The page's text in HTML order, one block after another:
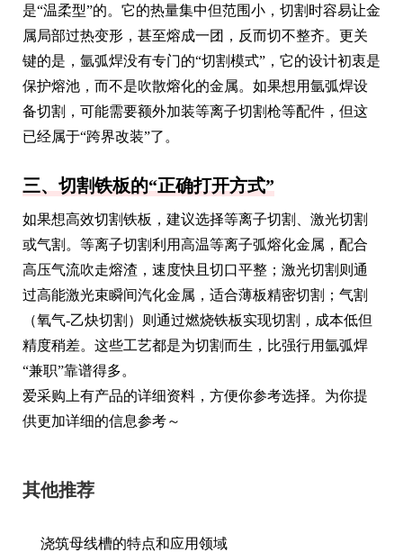
是“温柔型”的。它的热量集中但范围小，切割时容易让金
属局部过热变形，甚至熔成一团，反而切不整齐。更关
键的是，氩弧焊没有专门的“切割模式”，它的设计初衷是
保护熔池，而不是吹散熔化的金属。如果想用氩弧焊设
备切割，可能需要额外加装等离子切割枪等配件，但这
已经属于“跨界改装”了。
三、切割铁板的“正确打开方式”
如果想高效切割铁板，建议选择等离子切割、激光切割
或气割。等离子切割利用高温等离子弧熔化金属，配合
高压气流吹走熔渣，速度快且切口平整；激光切割则通
过高能激光束瞬间汽化金属，适合薄板精密切割；气割
（氧气-乙炔切割）则通过燃烧铁板实现切割，成本低但
精度稍差。这些工艺都是为切割而生，比强行用氩弧焊
“兼职”靠谱得多。
爱采购上有产品的详细资料，方便你参考选择。为你提
供更加详细的信息参考～
其他推荐
浇筑母线槽的特点和应用领域